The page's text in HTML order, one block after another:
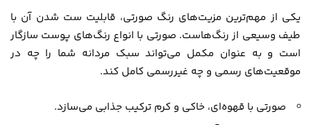
یکی از مهم‌ترین مزیت‌های رنگ صورتی، قابلیت ست شدن آن با
طیف وسیعی از رنگ‌هاست. صورتی با انواع رنگ‌های پوست سازگار
است و به عنوان مکمل می‌تواند سبک مردانه شما را چه در
موقعیت‌های رسمی و چه غیررسمی کامل کند.
صورتی با قهوه‌ای، خاکی و کرم ترکیب جذابی می‌سازد.